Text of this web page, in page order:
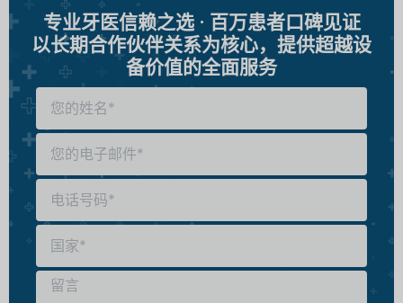
专业牙医信赖之选 · 百万患者口碑见证
以长期合作伙伴关系为核心，提供超越设
备价值的全面服务